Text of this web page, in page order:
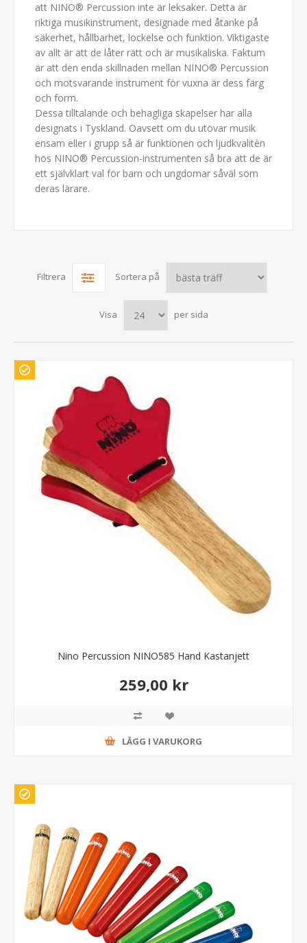
att NINO® Percussion inte är leksaker. Detta är
riktiga musikinstrument, designade med åtanke på
säkerhet, hållbarhet, lockelse och funktion. Viktigaste
av allt är att de låter rätt och är musikaliska. Faktum
är att den enda skillnaden mellan NINO® Percussion
och motsvarande instrument för vuxna är dess färg
och form.
Dessa tilltalande och behagliga skapelser har alla
designats i Tyskland. Oavsett om du utövar musik
ensam eller i grupp så är funktionen och ljudkvalitèn
hos NINO® Percussion-instrumenten så bra att de är
ett självklart val för barn och ungdomar såväl som
deras lärare.
Filtrera Sortera på
Visa per sida
Nino Percussion NINO585 Hand Kastanjett
259,00 kr
LÄGG I VARUKORG